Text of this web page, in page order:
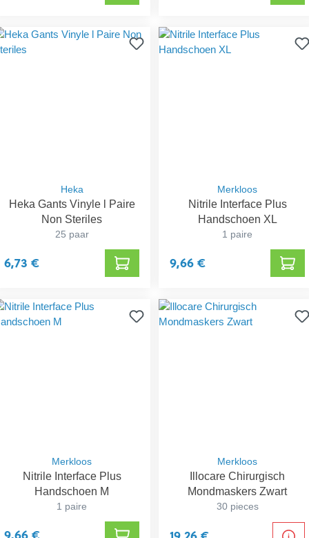
Heka
Heka Gants Vinyle l Paire
Non Steriles
25 paar
6,73 €
Merkloos
Nitrile Interface Plus
Handschoen XL
1 paire
9,66 €
Merkloos
Nitrile Interface Plus
Handschoen M
1 paire
Merkloos
Illocare Chirurgisch
Mondmaskers Zwart
30 pieces